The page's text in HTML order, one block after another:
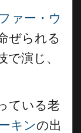
ァー・ウ
ぜられる
演じ、
ている老
キンの出